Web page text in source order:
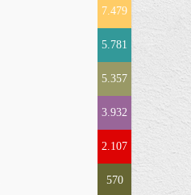
7.479
5.781
5.357
3.932
2.107
570